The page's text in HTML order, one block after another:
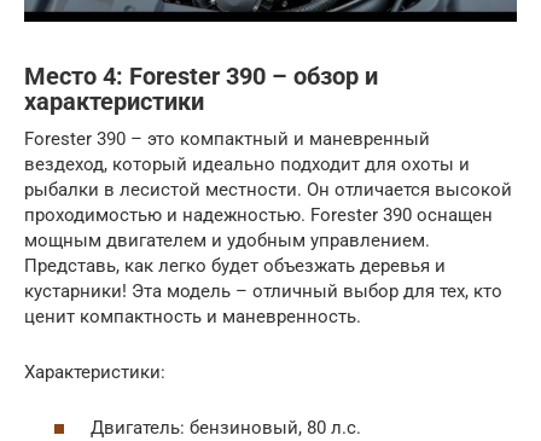
Место 4: Forester 390 – обзор и
характеристики
Forester 390 – это компактный и маневренный
вездеход, который идеально подходит для охоты и
рыбалки в лесистой местности. Он отличается высокой
проходимостью и надежностью. Forester 390 оснащен
мощным двигателем и удобным управлением.
Представь, как легко будет объезжать деревья и
кустарники! Эта модель – отличный выбор для тех, кто
ценит компактность и маневренность.
Характеристики:
Двигатель: бензиновый, 80 л.с.